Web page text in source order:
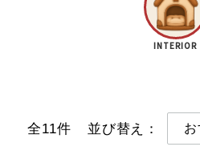
INTERIOR
全11件 並び替え：